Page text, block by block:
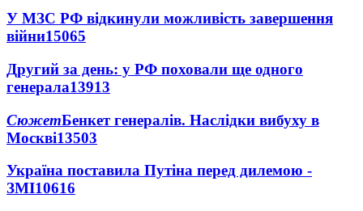
У МЗС РФ відкинули можливість завершення
війни15065
Другий за день: у РФ поховали ще одного
генерала13913
СюжетБенкет генералів. Наслідки вибуху в
Москві13503
Україна поставила Путіна перед дилемою -
ЗМІ10616